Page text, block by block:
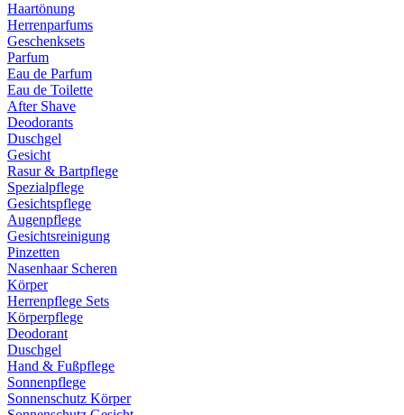
Haartönung
Herrenparfums
Geschenksets
Parfum
Eau de Parfum
Eau de Toilette
After Shave
Deodorants
Duschgel
Gesicht
Rasur & Bartpflege
Spezialpflege
Gesichtspflege
Augenpflege
Gesichtsreinigung
Pinzetten
Nasenhaar Scheren
Körper
Herrenpflege Sets
Körperpflege
Deodorant
Duschgel
Hand & Fußpflege
Sonnenpflege
Sonnenschutz Körper